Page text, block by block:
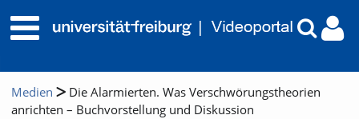
Medien
Die Alarmierten. Was Verschwörungstheorien
anrichten – Buchvorstellung und Diskussion